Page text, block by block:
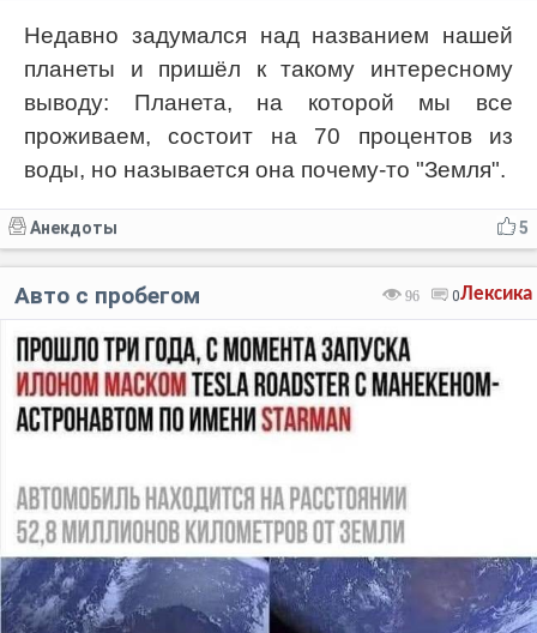
Недавно задумался над названием нашей
планеты и пришёл к такому интересному
выводу: Планета, на которой мы все
проживаем, состоит на 70 процентов из
воды, но называется она почему-то "Земля".
5
Анекдоты
Лексика
96 0
Авто с пробегом